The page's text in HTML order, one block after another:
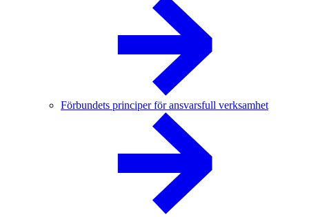
Förbundets principer för ansvarsfull verksamhet